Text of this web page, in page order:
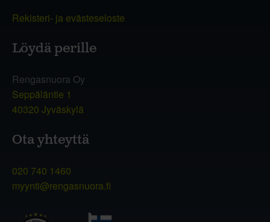
Rekisteri- ja evästeseloste
Löydä perille
Rengasnuora Oy
Seppäläntie 1
40320 Jyväskylä
Ota yhteyttä
020 740 1460
myynti@rengasnuora.fi